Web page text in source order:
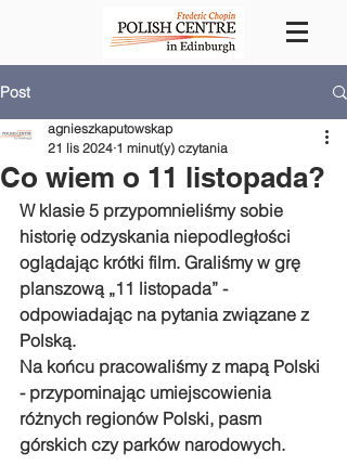
Post
Co wiem o 11 listopada?
agnieszkaputowskap
21 lis 2024 1 minut(y) czytania
W klasie 5 przypomnieliśmy sobie
historię odzyskania niepodległości
oglądając krótki film. Graliśmy w grę
planszową „11 listopada” -
odpowiadając na pytania związane z
Polską.
Na końcu pracowaliśmy z mapą Polski
- przypominając umiejscowienia
różnych regionów Polski, pasm
górskich czy parków narodowych.